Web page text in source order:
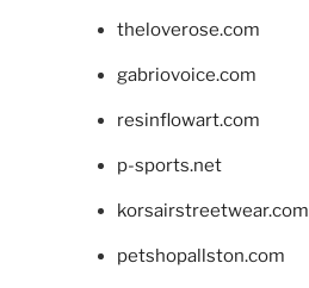
theloverose.com
gabriovoice.com
resinflowart.com
p-sports.net
korsairstreetwear.com
petshopallston.com